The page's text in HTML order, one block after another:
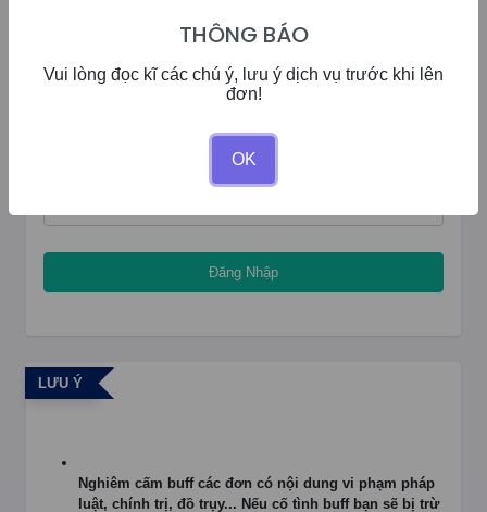
Tên đăng nhập
Đăng Nhập
LƯU Ý
Nghiêm cấm buff các đơn có nội dung vi phạm pháp
luật, chính trị, đồ trụy... Nếu cố tình buff bạn sẽ bị trừ
THÔNG BÁO
Vui lòng đọc kĩ các chú ý, lưu ý dịch vụ trước khi lên
đơn!
OK